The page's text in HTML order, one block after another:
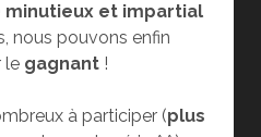
et impartial
nous pouvons enfin
le gagnant !
à participer (plus